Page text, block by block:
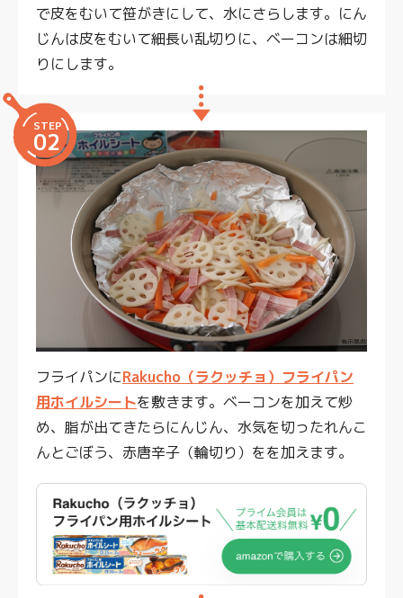
で皮をむいて笹がきにして、水にさらします。にん
じんは皮をむいて細長い乱切りに、ベーコンは細切
りにします。
STEP
02
フライパンにRakucho（ラクッチョ）フライパン
用ホイルシートを敷きます。ベーコンを加えて炒
め、脂が出てきたらにんじん、水気を切ったれんこ
んとごぼう、赤唐辛子（輪切り）をを加えます。